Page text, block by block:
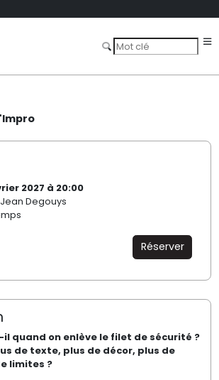
2027 à 20:00
Degouys
Réserver
quand on enlève le filet de sécurité ?
de texte, plus de décor, plus de
limites ?